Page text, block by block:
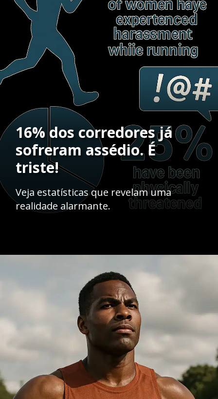
16% dos corredores já
sofreram assédio. É
triste!
Veja estatísticas que revelam uma
realidade alarmante.